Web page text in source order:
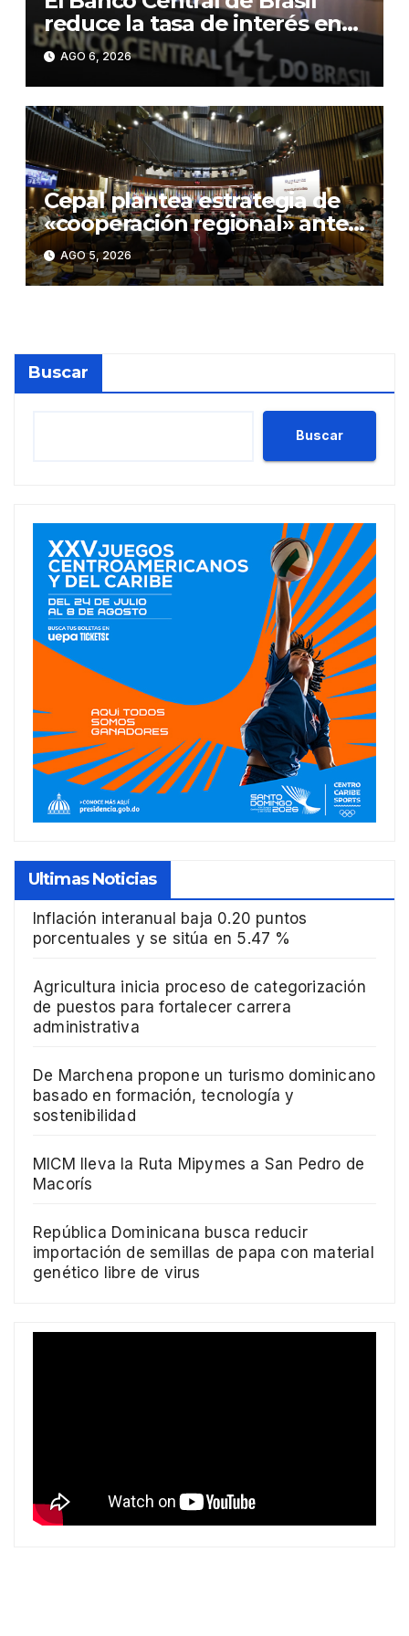
reduce la tasa de interés en
0,25 puntos, hasta el 14,0 %
anual
AGO 6, 2026
Cepal plantea estrategia de
«cooperación regional» ante
«rupturas» en geopolítica
global
AGO 5, 2026
Buscar
Buscar
Ultimas Noticias
Inflación interanual baja 0.20 puntos
porcentuales y se sitúa en 5.47 %
Agricultura inicia proceso de categorización
de puestos para fortalecer carrera
administrativa
De Marchena propone un turismo dominicano
basado en formación, tecnología y
sostenibilidad
MICM lleva la Ruta Mipymes a San Pedro de
Macorís
República Dominicana busca reducir
importación de semillas de papa con material
genético libre de virus